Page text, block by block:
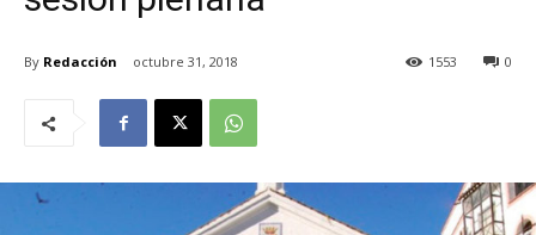
By Redacción octubre 31, 2018 0
1553